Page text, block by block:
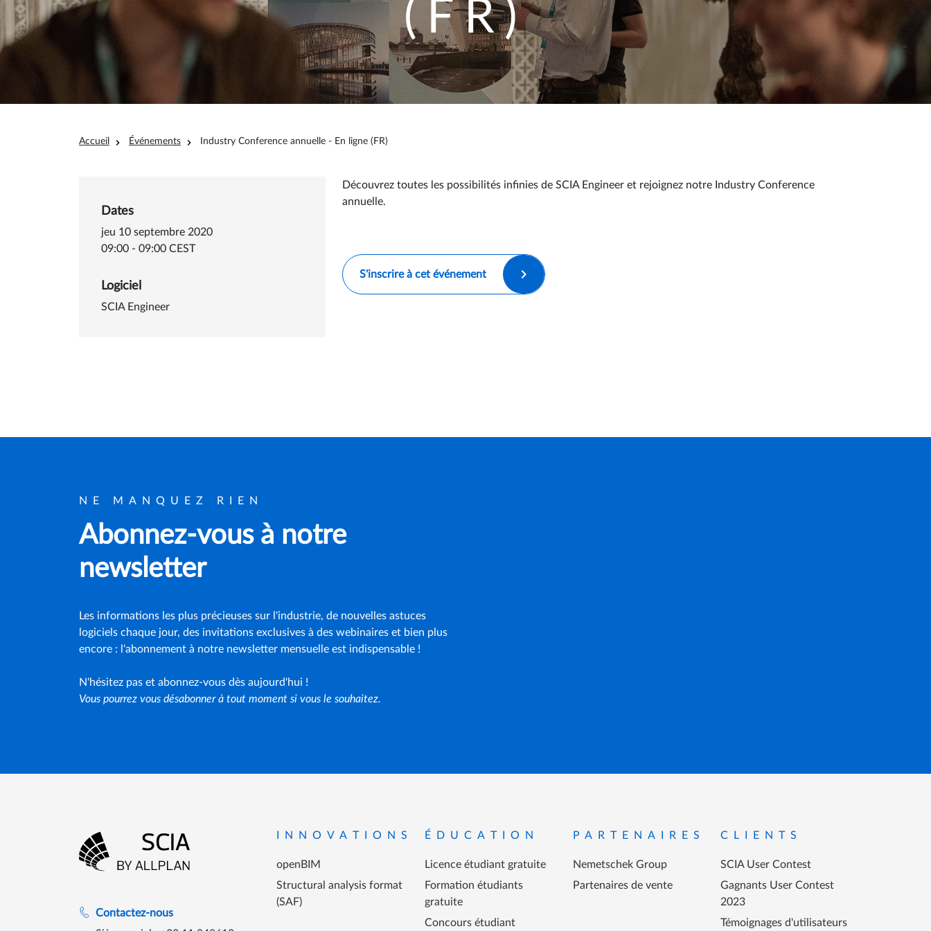
(FR)
Fil d'Ariane
Accueil Événements Industry Conference annuelle - En ligne (FR)
Dates
jeu 10 septembre 2020
09:00 - 09:00 CEST
Logiciel
SCIA Engineer
Découvrez toutes les possibilités infinies de SCIA Engineer et rejoignez notre Industry Conference
annuelle.
S'inscrire à cet événement
NE MANQUEZ RIEN
Abonnez-vous à notre
newsletter
Les informations les plus précieuses sur l'industrie, de nouvelles astuces
logiciels chaque jour, des invitations exclusives à des webinaires et bien plus
encore : l'abonnement à notre newsletter mensuelle est indispensable !
N'hésitez pas et abonnez-vous dès aujourd'hui !
Vous pourrez vous désabonner à tout moment si vous le souhaitez.
Assistance lors des heures de travail
Contactez-nous
Menu Pied de page
INNOVATIONS
openBIM
Structural analysis format
(SAF)
ÉDUCATION
Licence étudiant gratuite
Formation étudiants
gratuite
Concours étudiant
PARTENAIRES
Nemetschek Group
Partenaires de vente
CLIENTS
SCIA User Contest
Gagnants User Contest
2023
Témoignages d'utilisateurs